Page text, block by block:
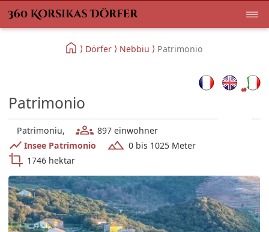
Dörfer Nebbiu Patrimonio
Patrimonio
Patrimoniu,
897 einwohner
Insee Patrimonio
0 bis 1025 Meter
1746 hektar